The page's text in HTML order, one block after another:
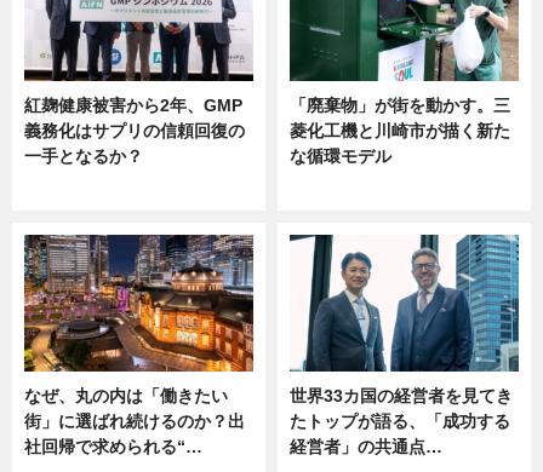
紅麹健康被害から2年、GMP
義務化はサプリの信頼回復の
一手となるか？
「廃棄物」が街を動かす。三
菱化工機と川崎市が描く新た
な循環モデル
なぜ、丸の内は「働きたい
街」に選ばれ続けるのか？出
社回帰で求められる“…
世界33カ国の経営者を見てき
たトップが語る、「成功する
経営者」の共通点…